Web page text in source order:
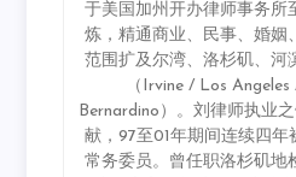
于美国加州开办律师事务所
炼，精通商业、民事、婚姻
范围扩及尔湾、洛杉矶、河
（Irvine / Los
Bernardino）。刘律师执业
献，97至01年期间连续四年
常务委员。曾任职洛杉矶地